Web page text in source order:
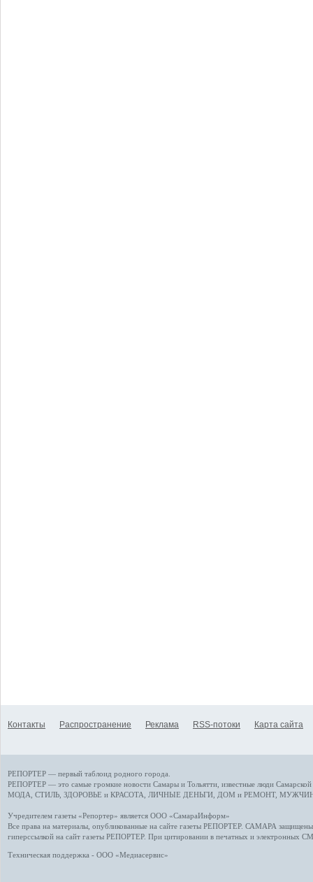
Контакты Распространение Реклама RSS-потоки Карта сайта
РЕПОРТЕР — первый таблоид родного города.
РЕПОРТЕР — это самые громкие новости Самары и Тольятти, известные люди
МОДА, СТИЛЬ ЗДОРОВЬЕ и КРАСОТА ЛИЧНЫЕ ДЕНЬГИ ДОМ и РЕМОНТ,
Учредителем газеты «Репортер» является ООО «СамараИнформ»
Все права на материалы, опубликованные на сайте газеты РЕПОРТЕР. САМАРА защищены.
гиперссылкой на сайт газеты РЕПОРТЕР. При цитировании в печатных и электронных
Техническая поддержка - ООО «Медиасервис»